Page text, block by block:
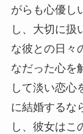
がらも心優し
し、大切に扱
な彼との日々
なだった心を
して淡い恋心
に結婚するな
し、彼女はこ